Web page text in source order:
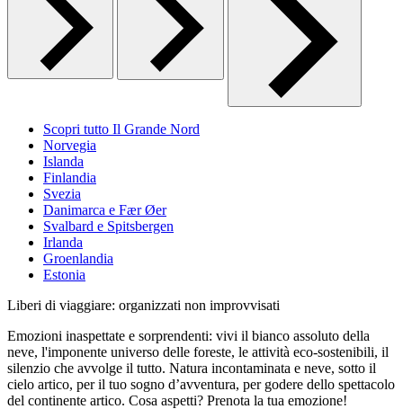
Scopri tutto Il Grande Nord
Norvegia
Islanda
Finlandia
Svezia
Danimarca e Fær Øer
Svalbard e Spitsbergen
Irlanda
Groenlandia
Estonia
Liberi di viaggiare: organizzati non improvvisati
Emozioni inaspettate e sorprendenti: vivi il bianco assoluto della
neve, l'imponente universo delle foreste, le attività eco-sostenibili, il
silenzio che avvolge il tutto. Natura incontaminata e neve, sotto il
cielo artico, per il tuo sogno d’avventura, per godere dello spettacolo
del continente artico. Cosa aspetti? Prenota la tua emozione!